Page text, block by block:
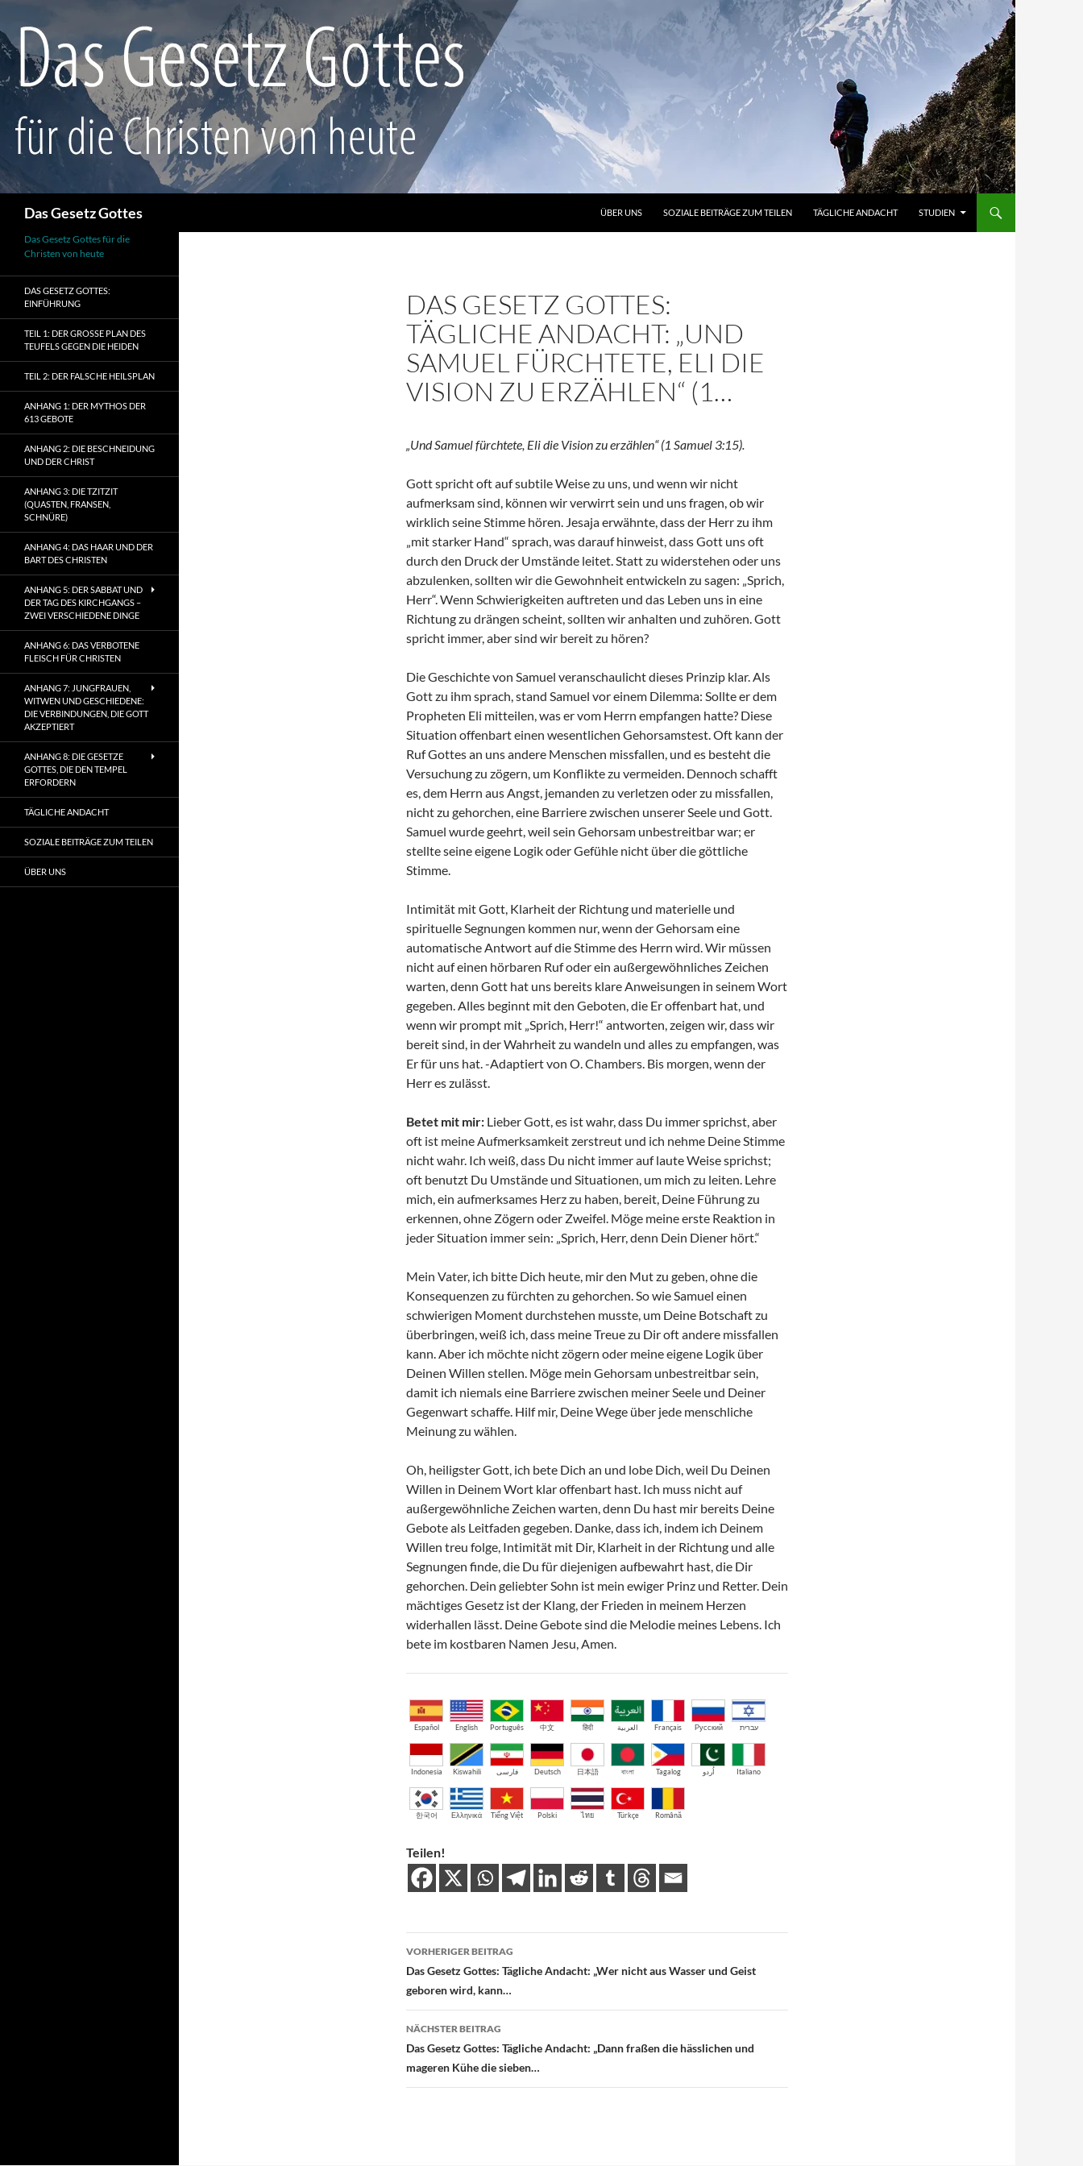
Das Gesetz Gottes
ÜBER UNS
SOZIALE BEITRÄGE ZUM TEILEN TÄGLICHE ANDACHT STUDIEN
DAS GESETZ GOTTES:
TÄGLICHE ANDACHT: „UND
SAMUEL FÜRCHTETE, ELI DIE
VISION ZU ERZÄHLEN“ (1…
„Und Samuel fürchtete, Eli die Vision zu erzählen“ (1 Samuel 3:15).
Gott spricht oft auf subtile Weise zu uns, und wenn wir nicht
aufmerksam sind, können wir verwirrt sein und uns fragen, ob wir
wirklich seine Stimme hören. Jesaja erwähnte, dass der Herr zu ihm
„mit starker Hand“ sprach, was darauf hinweist, dass Gott uns oft
durch den Druck der Umstände leitet. Statt zu widerstehen oder uns
abzulenken, sollten wir die Gewohnheit entwickeln zu sagen: „Sprich,
Herr“. Wenn Schwierigkeiten auftreten und das Leben uns in eine
Richtung zu drängen scheint, sollten wir anhalten und zuhören. Gott
spricht immer, aber sind wir bereit zu hören?
Die Geschichte von Samuel veranschaulicht dieses Prinzip klar. Als
Gott zu ihm sprach, stand Samuel vor einem Dilemma: Sollte er dem
Propheten Eli mitteilen, was er vom Herrn empfangen hatte? Diese
Situation offenbart einen wesentlichen Gehorsamstest. Oft kann der
Ruf Gottes an uns andere Menschen missfallen, und es besteht die
Versuchung zu zögern, um Konflikte zu vermeiden. Dennoch schafft
es, dem Herrn aus Angst, jemanden zu verletzen oder zu missfallen,
nicht zu gehorchen, eine Barriere zwischen unserer Seele und Gott.
Samuel wurde geehrt, weil sein Gehorsam unbestreitbar war; er
stellte seine eigene Logik oder Gefühle nicht über die göttliche
Stimme.
Intimität mit Gott, Klarheit der Richtung und materielle und
spirituelle Segnungen kommen nur, wenn der Gehorsam eine
automatische Antwort auf die Stimme des Herrn wird. Wir müssen
nicht auf einen hörbaren Ruf oder ein außergewöhnliches Zeichen
warten, denn Gott hat uns bereits klare Anweisungen in seinem Wort
gegeben. Alles beginnt mit den Geboten, die Er offenbart hat, und
wenn wir prompt mit „Sprich, Herr!“ antworten, zeigen wir, dass wir
bereit sind, in der Wahrheit zu wandeln und alles zu empfangen, was
Er für uns hat. -Adaptiert von O. Chambers. Bis morgen, wenn der
Herr es zulässt.
Betet mit mir: Lieber Gott, es ist wahr, dass Du immer sprichst, aber
oft ist meine Aufmerksamkeit zerstreut und ich nehme Deine Stimme
nicht wahr. Ich weiß, dass Du nicht immer auf laute Weise sprichst;
oft benutzt Du Umstände und Situationen, um mich zu leiten. Lehre
mich, ein aufmerksames Herz zu haben, bereit, Deine Führung zu
erkennen, ohne Zögern oder Zweifel. Möge meine erste Reaktion in
jeder Situation immer sein: „Sprich, Herr, denn Dein Diener hört.“
Mein Vater, ich bitte Dich heute, mir den Mut zu geben, ohne die
Konsequenzen zu fürchten zu gehorchen. So wie Samuel einen
schwierigen Moment durchstehen musste, um Deine Botschaft zu
überbringen, weiß ich, dass meine Treue zu Dir oft andere missfallen
kann. Aber ich möchte nicht zögern oder meine eigene Logik über
Deinen Willen stellen. Möge mein Gehorsam unbestreitbar sein,
damit ich niemals eine Barriere zwischen meiner Seele und Deiner
Gegenwart schaffe. Hilf mir, Deine Wege über jede menschliche
Meinung zu wählen.
Oh, heiligster Gott, ich bete Dich an und lobe Dich, weil Du Deinen
Willen in Deinem Wort klar offenbart hast. Ich muss nicht auf
außergewöhnliche Zeichen warten, denn Du hast mir bereits Deine
Gebote als Leitfaden gegeben. Danke, dass ich, indem ich Deinem
Willen treu folge, Intimität mit Dir, Klarheit in der Richtung und alle
Segnungen finde, die Du für diejenigen aufbewahrt hast, die Dir
gehorchen. Dein geliebter Sohn ist mein ewiger Prinz und Retter. Dein
mächtiges Gesetz ist der Klang, der Frieden in meinem Herzen
widerhallen lässt. Deine Gebote sind die Melodie meines Lebens. Ich
bete im kostbaren Namen Jesu, Amen.
Español English Português 中文 हिंदी العربية Français Русский עברית
Indonesia Kiswahili فارسی Deutsch 日本語 বাংলা Tagalog اُردو Italiano
한국어 Ελληνικά Tiếng Việt Polski ไทย Türkçe Română
Teilen!
Beitragsnavigation
VORHERIGER BEITRAG
Das Gesetz Gottes: Tägliche Andacht: „Wer nicht aus Wasser und Geist
geboren wird, kann…
NÄCHSTER BEITRAG
Das Gesetz Gottes: Tägliche Andacht: „Dann fraßen die hässlichen und
mageren Kühe die sieben…
Das Gesetz Gottes für die
Christen von heute
DAS GESETZ GOTTES:
EINFÜHRUNG
TEIL 1: DER GROSSE PLAN DES T
EUFELS GEGEN DIE HEIDEN
TEIL 2: DER FALSCHE HEILSPLAN
ANHANG 1: DER MYTHOS DER
613 GEBOTE
ANHANG 2: DIE BESCHNEIDUNG
UND DER CHRIST
ANHANG 3: DIE TZITZIT
(QUASTEN, FRANSEN,
SCHNÜRE)
ANHANG 4: DAS HAAR UND DER
BART DES CHRISTEN
ANHANG 5: DER SABBAT UND
DER TAG DES KIRCHGANGS –
ZWEI VERSCHIEDENE DINGE
ANHANG 6: DAS VERBOTENE
FLEISCH FÜR CHRISTEN
ANHANG 7: JUNGFRAUEN,
WITWEN UND GESCHIEDENE:
DIE VERBINDUNGEN, DIE GOTT
AKZEPTIERT
ANHANG 8: DIE GESETZE
GOTTES, DIE DEN TEMPEL
ERFORDERN
TÄGLICHE ANDACHT
SOZIALE BEITRÄGE ZUM TEILEN
ÜBER UNS